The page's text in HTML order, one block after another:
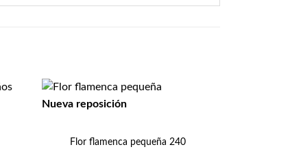
Nueva reposición
Flor flamenca pequeña 240